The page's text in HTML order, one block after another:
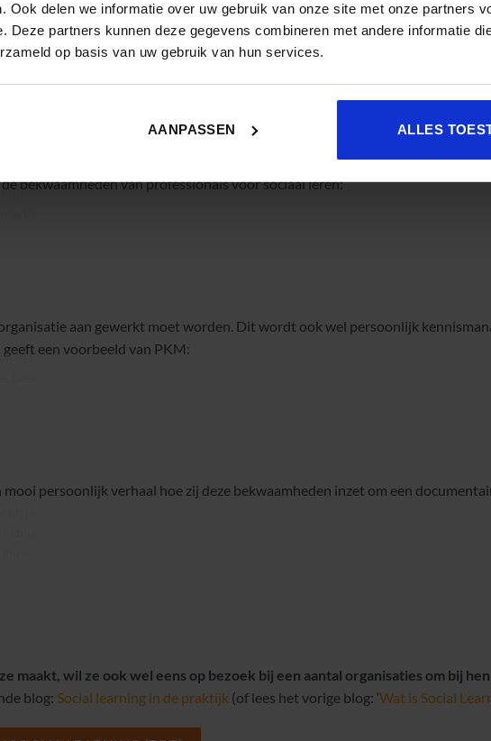
Ook delen we informatie over uw gebruik van onze site met onze partners
Deze partners kunnen deze gegevens combineren met andere informatie
op basis van uw gebruik van hun services.
AANPASSEN ALLES
Social MOOC klinkt als iets wat makkelijk binnen het bereik ligt, met tips van
van Hooijdonk:
bekwaamheden van professionals voor sociaal leren:
de
aan gewerkt moet worden. Dit wordt ook wel persoonlijk
een voorbeeld van PKM:
het
persoonlijk verhaal hoe zij deze bekwaamheden inzet om een
ja,’
maakt, wil ze ook wel eens op bezoek bij een aantal organisaties om bij
blog: Social learning in de praktijk (of lees het vorige blog: ‘Wat is Social